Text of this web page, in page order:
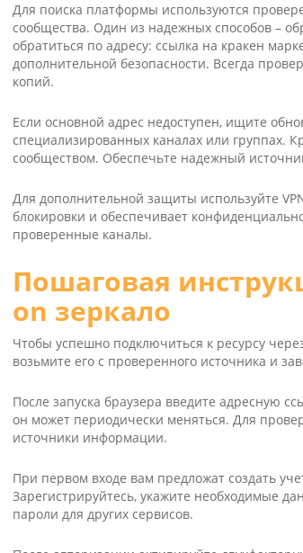
Для поиска платформы используются
сообщества. Один из надежных способов –
обратиться по адресу: ссылка на кракен
дополнительной безопасности. Всегда
копий.
Если основной адрес недоступен, ищите
специализированных каналах или группах.
сообществом. Обеспечьте надежный
Для дополнительной защиты используйте
блокировки и обеспечивает
проверенные каналы.
Пошаговая
on зеркало
Чтобы успешно подключиться к ресурсу
возьмите его с проверенного источника и
После запуска браузера введите адресную
он может периодически меняться. Для
источники информации.
При первом входе вам предложат создать
Зарегистрируйтесь, укажите необходимые
пароли для других сервисов.